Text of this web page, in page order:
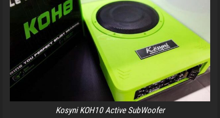
Kosyni KOH10 Active SubWoofer